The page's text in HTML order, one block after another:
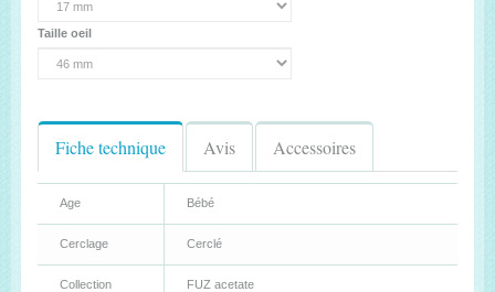
Taille oeil
Fiche technique Avis Accessoires
Age Bébé
Cerclage Cerclé
Collection FUZ acetate